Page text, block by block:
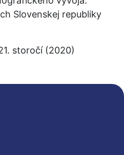
Slovenskej republiky
storočí (2020)